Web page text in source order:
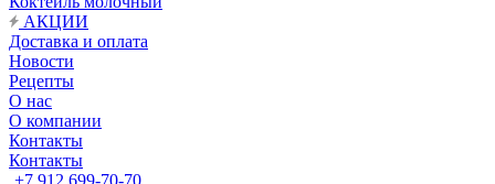
АКЦИИ
Доставка и оплата
Новости
Рецепты
О нас
О компании
Контакты
Контакты
+7 912 699-70-70